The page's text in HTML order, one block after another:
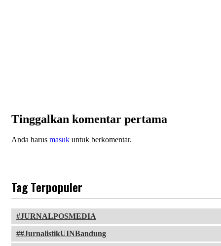
Tinggalkan komentar pertama
Anda harus masuk untuk berkomentar.
Tag Terpopuler
JURNALPOSMEDIA
#JurnalistikUINBandung